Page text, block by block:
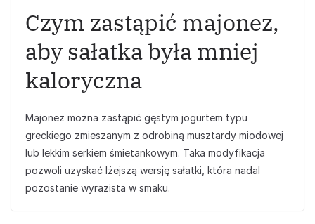
Czym zastąpić majonez,
aby sałatka była mniej
kaloryczna
Majonez można zastąpić gęstym jogurtem typu
greckiego zmieszanym z odrobiną musztardy miodowej
lub lekkim serkiem śmietankowym. Taka modyfikacja
pozwoli uzyskać lżejszą wersję sałatki, która nadal
pozostanie wyrazista w smaku.